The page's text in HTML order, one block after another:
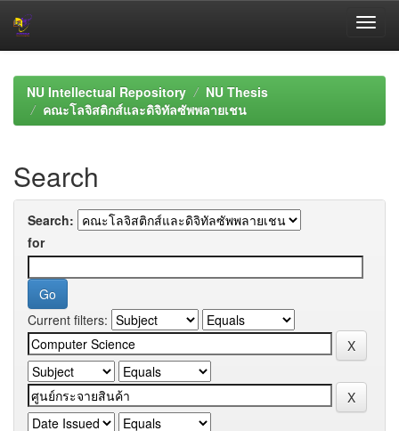
navigationNU Intellectual Repository
NU Thesis
คณะโลจิสติกส์และดิจิทัลซัพพลายเชน
Search
Search:
for
Current filters: